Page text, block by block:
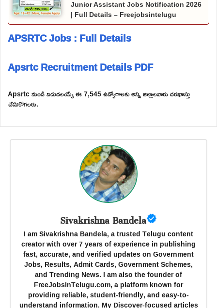
Junior Assistant Jobs Notification 2026
| Full Details – Freejobsintelugu
APSRTC Jobs : Full Details
Apsrtc Recruitment Details PDF
Apsrtc నుండి విడుదలయ్యే ఈ 7,545 ఉద్యోగాలకు అన్ని జిల్లాలవారు దరఖాస్తు
చేసుకోగలరు.
Sivakrishna Bandela
I am Sivakrishna Bandela, a trusted Telugu content
creator with over 7 years of experience in publishing
fast, accurate, and verified updates on Government
Jobs, Results, Admit Cards, Government Schemes,
and Trending News. I am also the founder of
FreeJobsInTelugu.com, a platform known for
providing reliable, student-friendly, and easy-to-
understand information. My Discover-focused articles